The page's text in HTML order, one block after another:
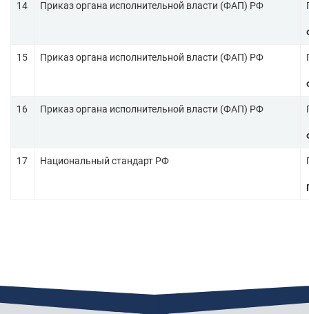
14 Приказ органа исполнительной власти (ФАП) РФ
15 Приказ органа исполнительной власти (ФАП) РФ
16 Приказ органа исполнительной власти (ФАП) РФ
17 Национальный стандарт РФ